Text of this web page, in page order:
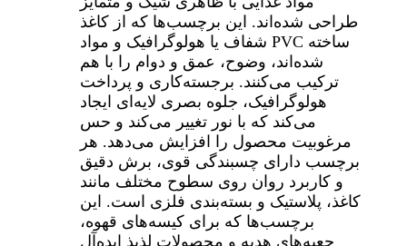
طراحی شده‌اند. این برچسب‌ها که از کاغذ
شفاف یا هولوگرافیک و مواد PVC ساخته
شده‌اند، وضوح، عمق و دوام را با هم
ترکیب می‌کنند. برجسته‌کاری و پرداخت
هولوگرافیک، جلوه بصری لایه‌ای ایجاد
می‌کند که با نور تغییر می‌کند و حس
مرغوبیت محصول را افزایش می‌دهد. هر
برچسب دارای چسبندگی قوی، برش دقیق
و کاربرد روان روی سطوح مختلف مانند
کاغذ، پلاستیک و بسته‌بندی فلزی است. این
برچسب‌ها که برای کیسه‌های قهوه،
جعبه‌های هدیه و محصولات لذیذ ایده‌آل